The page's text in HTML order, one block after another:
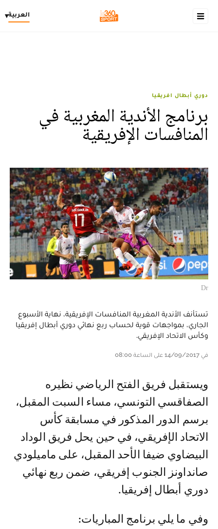
العربية▾
دوري أبطال افريقيا
برنامج الأندية المغربية في
المنافسات الإفريقية
Dr
تستأنف الأندية المغربية المنافسات الإفريقية، نهاية الأسبوع
الجاري، بمواجهات قوية لحساب ربع نهائي دوري أبطال إفريقيا
وكأس الاتحاد الإفريقي.
في 14/09/2017 على الساعة 08:00
ويستقبل فريق الفتح الرياضي نظيره
الصفاقسي التونسي، مساء السبت المقبل،
برسم الدور المذكور في مسابقة كأس
الاتحاد الإفريقي، في حين يحل فريق الوداد
البيضاوي ضيفا الأحد المقبل، على ماميلودي
صانداونز الجنوب إفريقي، ضمن ربع نهائي
دوري أبطال إفريقيا.
وفي ما يلي برنامج المباريات: